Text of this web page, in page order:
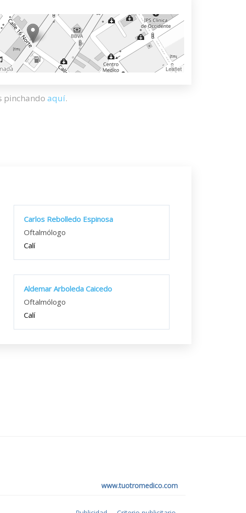
Leaflet
pinchando aquí.
Carlos Rebolledo Espinosa
Oftalmólogo
Calí
Aldemar Arboleda Caicedo
Oftalmólogo
Calí
www.tuotromedico.com